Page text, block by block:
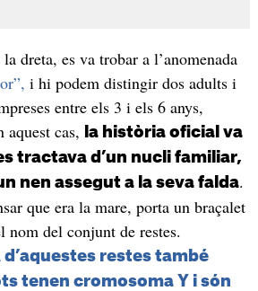
dreta, es va trobar a l’anomenada
i hi podem distingir dos adults i
entre els 3 i els 6 anys,
aquest cas,
la història oficial va
tractava d’un nucli familiar,
nen assegut a la seva falda.
que era la mare, porta un braçalet
nom del conjunt de restes.
d’aquestes restes també
tenen cromosoma Y i són